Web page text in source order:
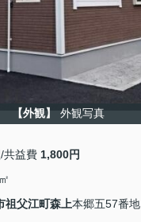
【外観】 外観写真
益費 1,800円
祖父江町森上本郷五57番地